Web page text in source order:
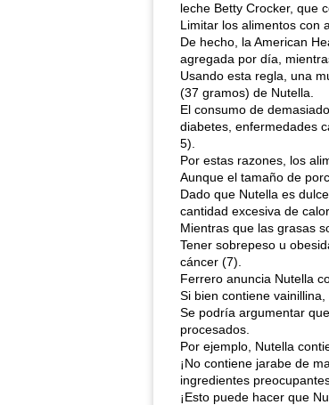
leche Betty Crocker, que
Limitar los alimentos con
De hecho, la American
agregada por día,
Usando esta regla, una
(37 gramos) de Nutella.
El consumo de
diabetes, enfermedades
5).
Por estas razones, los
Aunque el tamaño de
Dado que Nutella es
cantidad excesiva de
Mientras que las grasas
Tener sobrepeso u
cáncer (7).
Ferrero anuncia Nutella
Si bien contiene
Se podría argumentar
procesados.
Por ejemplo, Nutella
¡No contiene jarabe de
ingredientes
¡Esto puede hacer que